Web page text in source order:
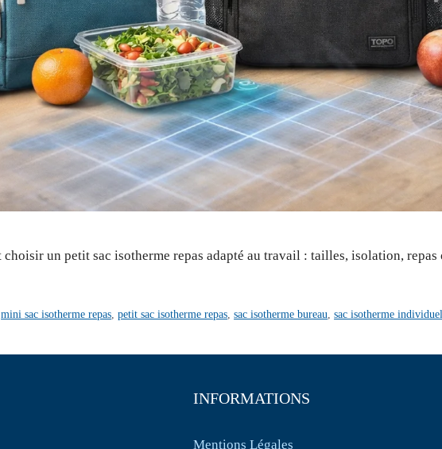
un petit sac isotherme repas adapté au travail : tailles, isolation,
,mini sac isotherme repas ,petit sac isotherme repas ,sac isotherme bureau ,sac isotherme individuel
INFORMATIONS
Mentions Légales